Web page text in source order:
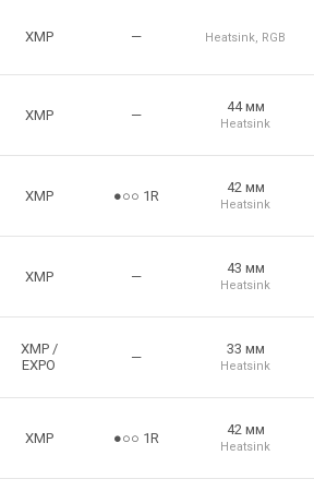
XMP — Heatsink, RGB
XMP —
44 мм
Heatsink
XMP ●○○ 1R
42 мм
Heatsink
XMP —
43 мм
Heatsink
XMP/
EXPO
—
33 мм
Heatsink
XMP ●○○ 1R
42 мм
Heatsink